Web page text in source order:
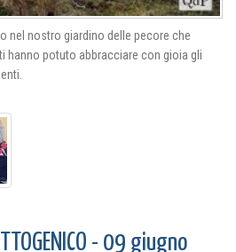
nel nostro giardino delle pecore che
hanno potuto abbracciare con gioia gli
- 09 giugno